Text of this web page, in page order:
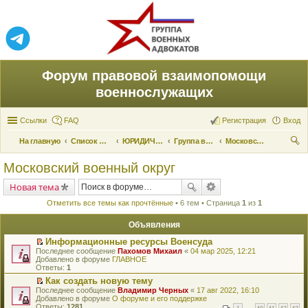
Форум правовой взаимопомощи
военнослужащих
Ссылки FAQ Вход
Регистрация
На главную Список форумов ЮРИДИЧЕСКАЯ ПОМОЩЬ Группа военных адвокатов
Московский военный округ
Московский военный округ
Новая тема
Отметить все темы как прочтённые• 6 тем • Страница 1 из 1
Объявления
П
е
р
е
й
т
и
Информационные ресурсы Военсуда
Последнее сообщение Пахомов Михаил « 04 мар 2025, 12:21
Добавлено в форуме ГЛАВНОЕ
Ответы: 1
П
е
р
Как создать новую тему
Последнее сообщение Владимир Черных « 17 авг 2022, 16:10
Добавлено в форуме О форуме и его поддержке